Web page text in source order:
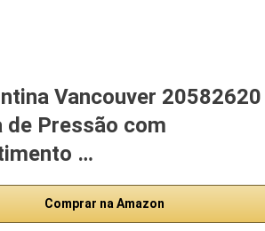
Vancouver 20582620
de Pressão com
…
Comprar na Amazon